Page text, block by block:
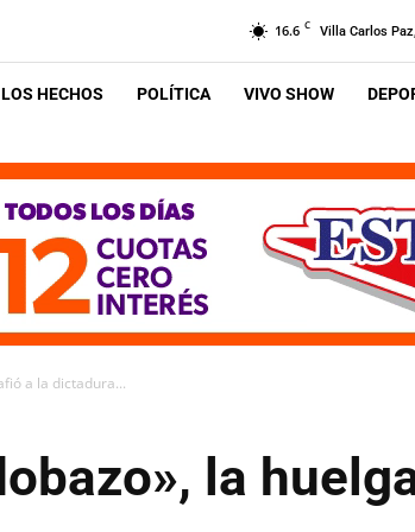
16.6 C Villa Carlos
LOS HECHOS POLÍTICA VIVO SHOW
a la dictadura...
la